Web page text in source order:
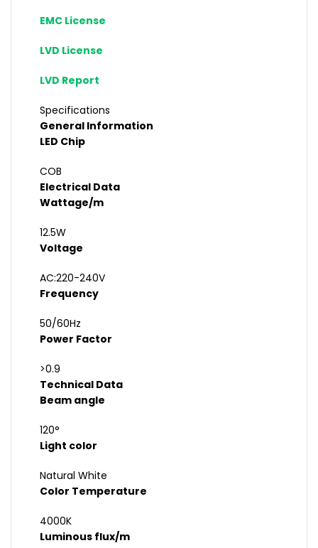
EMC License
LVD License
LVD Report
Specifications
General Information
LED Chip
COB
Electrical Data
Wattage/m
12.5W
Voltage
AC:220-240V
Frequency
50/60Hz
Power Factor
>0.9
Technical Data
Beam angle
120°
Light color
Natural White
Color Temperature
4000K
Luminous flux/m